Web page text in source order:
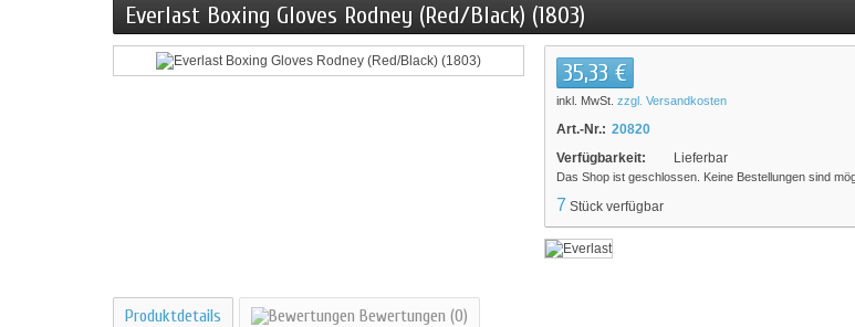
Everlast Boxing Gloves Rodney (Red/Black) (1803)
35,33 €
inkl. MwSt. zzgl. Versandkosten
Art.-Nr.: 20820
Verfügbarkeit:
Lieferbar
Das Shop ist geschlossen. Keine Bestellungen sind
7 Stück verfügbar
Produktdetails Bewertungen (0)